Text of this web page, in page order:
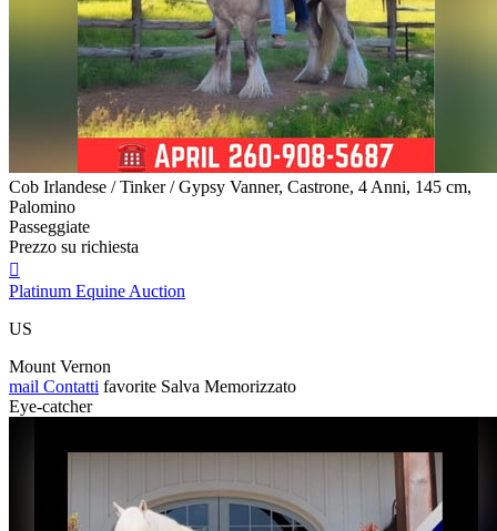
Cob Irlandese / Tinker / Gypsy Vanner, Castrone, 4 Anni, 145 cm,
Palomino
Passeggiate
Prezzo su richiesta

Platinum Equine Auction
US
Mount Vernon
mail Contatti favorite Salva Memorizzato
Eye-catcher